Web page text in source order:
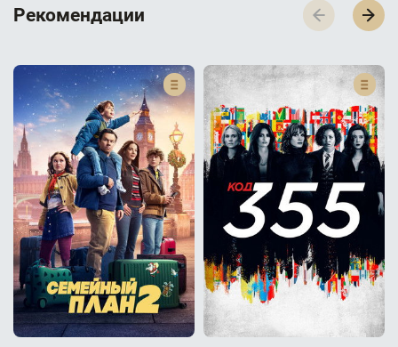
Р­­­е­­­к­­­о­­­м­­­е­­­н­­­д­­­а­­­ц­­­и­­­и